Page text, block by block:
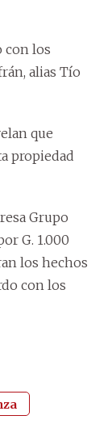
con los
alias Tío
que
propiedad
Grupo
G. 1.000
los hechos
con los